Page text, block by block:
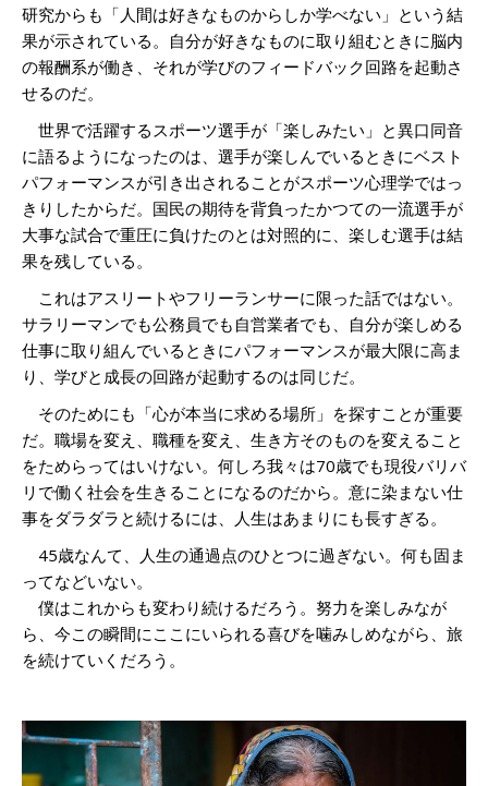
研究からも「人間は好きなものからしか学べない」という結
果が示されている。自分が好きなものに取り組むときに脳内
の報酬系が働き、それが学びのフィードバック回路を起動さ
せるのだ。
世界で活躍するスポーツ選手が「楽しみたい」と異口同音
に語るようになったのは、選手が楽しんでいるときにベスト
パフォーマンスが引き出されることがスポーツ心理学ではっ
きりしたからだ。国民の期待を背負ったかつての一流選手が
大事な試合で重圧に負けたのとは対照的に、楽しむ選手は結
果を残している。
これはアスリートやフリーランサーに限った話ではない。
サラリーマンでも公務員でも自営業者でも、自分が楽しめる
仕事に取り組んでいるときにパフォーマンスが最大限に高ま
り、学びと成長の回路が起動するのは同じだ。
そのためにも「心が本当に求める場所」を探すことが重要
だ。職場を変え、職種を変え、生き方そのものを変えること
をためらってはいけない。何しろ我々は70歳でも現役バリバ
リで働く社会を生きることになるのだから。意に染まない仕
事をダラダラと続けるには、人生はあまりにも長すぎる。
45歳なんて、人生の通過点のひとつに過ぎない。何も固ま
ってなどいない。
僕はこれからも変わり続けるだろう。努力を楽しみなが
ら、今この瞬間にここにいられる喜びを噛みしめながら、旅
を続けていくだろう。